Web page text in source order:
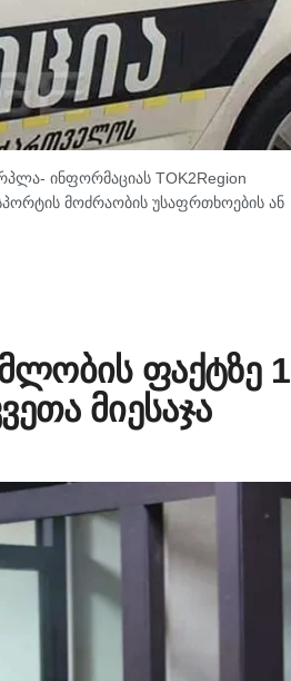
ინფორმაციას TOK2Region
მოძრაობის უსაფრთხოების ან
ფაქტზე 1
მიესაჯა